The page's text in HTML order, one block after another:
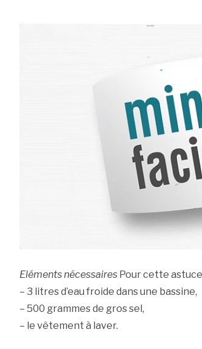
Eléments nécessairesPour cette astuce
– 3 litres d’eau froide dans une bassine,
– 500 grammes de gros sel,
– le vêtement à laver.